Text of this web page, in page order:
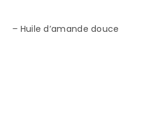
– Huile d’amande douce